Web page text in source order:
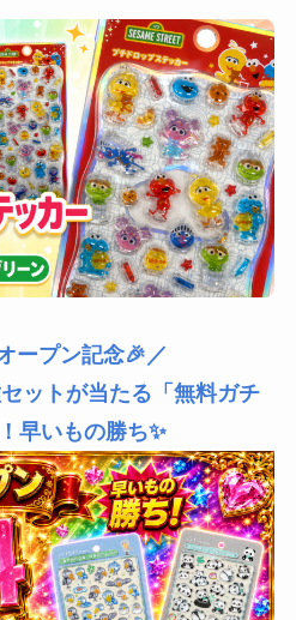
ープン記念🎉／
ットが当たる「無料ガチ
早いもの勝ち✨